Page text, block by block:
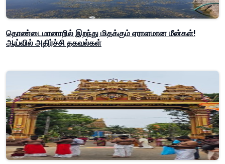
தொண்டைமானாறில் இறந்து மிதக்கும் ஏராளமான மீன்கள்!
ஆய்வில் அதிர்ச்சி தகவல்கள்